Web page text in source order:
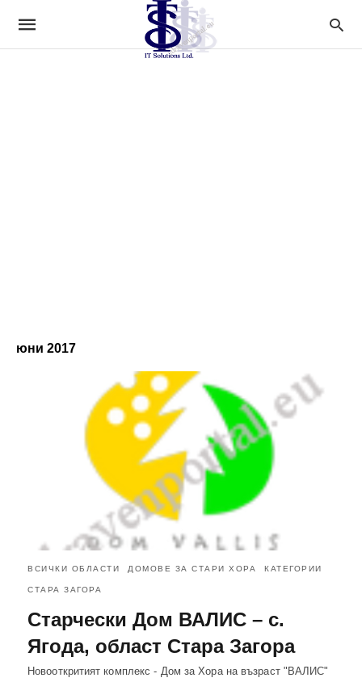
юни 2017
ВСИЧКИ ОБЛАСТИ ДОМОВЕ ЗА СТАРИ ХОРА КАТЕГОРИИ
СТАРА ЗАГОРА
Старчески Дом ВАЛИС – с.
Ягода, област Стара Загора
Новооткритият комплекс - Дом за Хора на възраст "ВАЛИС"